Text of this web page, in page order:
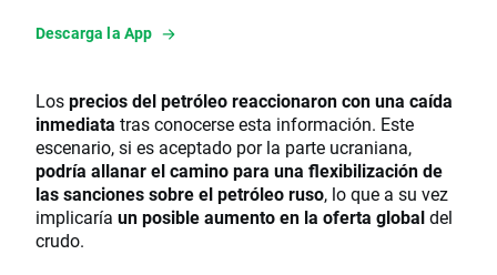
Descarga la App
Losprecios del petróleo reaccionaron con una caída
inmediata tras conocerse esta información. Este
escenario, si es aceptado por la parte ucraniana,
podría allanar el camino para una flexibilización de
las sanciones sobre el petróleo ruso, lo que a su vez
implicaría un posible aumento en la oferta globaldel
crudo.